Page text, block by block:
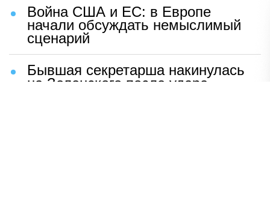
Война США и ЕС: в Европе
начали обсуждать немыслимый
сценарий
Бывшая секретарша накинулась
на Зеленского после удара